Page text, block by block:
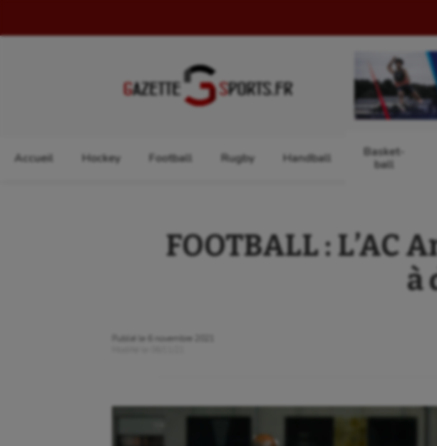
Accueil Hockey Football Rugby Handball
Basket-
ball
FOOTBALL : L’AC
à
Publié le
6 novembre 2021